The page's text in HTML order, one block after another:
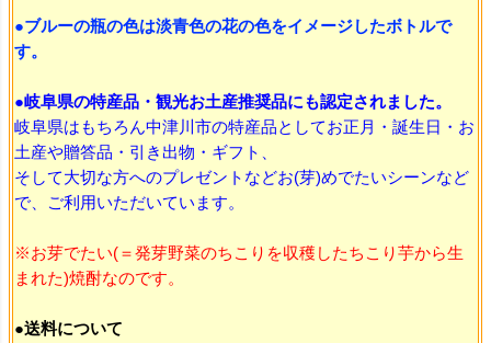
●ブルーの瓶の色は淡青色の花の色をイメージしたボトルで
す。
●岐阜県の特産品・観光お土産推奨品にも認定されました。
岐阜県はもちろん中津川市の特産品としてお正月・誕生日・お
土産や贈答品・引き出物・ギフト、
そして大切な方へのプレゼントなどお(芽)めでたいシーンなど
で、ご利用いただいています。
※お芽でたい(＝発芽野菜のちこりを収穫したちこり芋から生
まれた)焼酎なのです。
●送料について